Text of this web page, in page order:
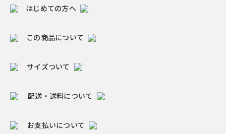
はじめての方へ
この商品について
サイズついて
配送・送料について
お支払いについて